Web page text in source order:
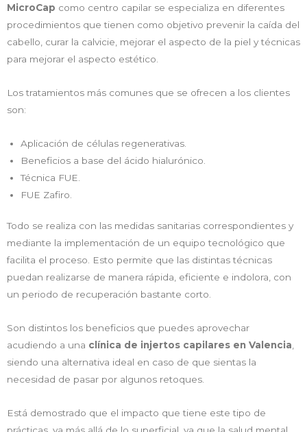
MicroCap como centro capilar se especializa en diferentes
procedimientos que tienen como objetivo prevenir la caída del
cabello, curar la calvicie, mejorar el aspecto de la piel y técnicas
para mejorar el aspecto estético.
Los tratamientos más comunes que se ofrecen a los clientes
son:
Aplicación de células regenerativas.
Beneficios a base del ácido hialurónico.
Técnica FUE.
FUE Zafiro.
Todo se realiza con las medidas sanitarias correspondientes y
mediante la implementación de un equipo tecnológico que
facilita el proceso. Esto permite que las distintas técnicas
puedan realizarse de manera rápida, eficiente e indolora, con
un periodo de recuperación bastante corto.
Son distintos los beneficios que puedes aprovechar
acudiendo a una clínica de injertos capilares en Valencia,
siendo una alternativa ideal en caso de que sientas la
necesidad de pasar por algunos retoques.
Está demostrado que el impacto que tiene este tipo de